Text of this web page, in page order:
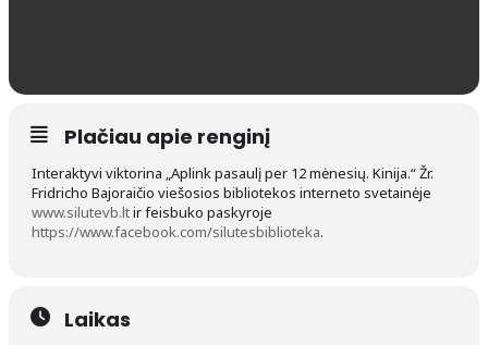
Plačiau apie renginį
Interaktyvi viktorina „Aplink pasaulį per 12 mėnesių. Kinija.“ Žr.
Fridricho Bajoraičio viešosios bibliotekos interneto svetainėje
www.silutevb.ltir feisbuko paskyroje
https://www.facebook.com/silutesbiblioteka.
Laikas